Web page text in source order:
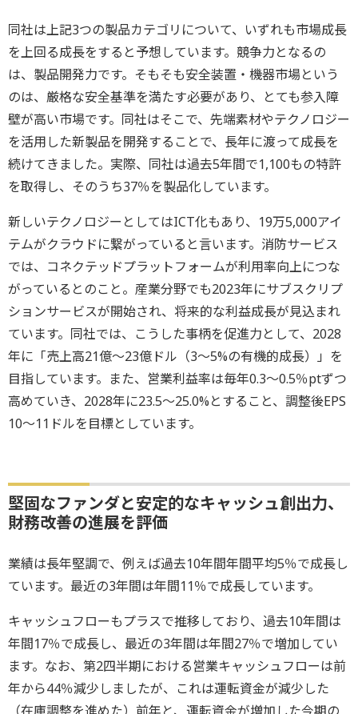
同社は上記3つの製品カテゴリについて、いずれも市場成長
を上回る成長をすると予想しています。競争力となるの
は、製品開発力です。そもそも安全装置・機器市場という
のは、厳格な安全基準を満たす必要があり、とても参入障
壁が高い市場です。同社はそこで、先端素材やテクノロジー
を活用した新製品を開発することで、長年に渡って成長を
続けてきました。実際、同社は過去5年間で1,100もの特許
を取得し、そのうち37％を製品化しています。
新しいテクノロジーとしてはICT化もあり、19万5,000アイ
テムがクラウドに繋がっていると言います。消防サービス
では、コネクテッドプラットフォームが利用率向上につな
がっているとのこと。産業分野でも2023年にサブスクリプ
ションサービスが開始され、将来的な利益成長が見込まれ
ています。同社では、こうした事柄を促進力として、2028
年に「売上高21億～23億ドル（3～5%の有機的成長）」を
目指しています。また、営業利益率は毎年0.3～0.5％ptずつ
高めていき、2028年に23.5～25.0%とすること、調整後EPS
10～11ドルを目標としています。
堅固なファンダと安定的なキャッシュ創出力、
財務改善の進展を評価
業績は長年堅調で、例えば過去10年間年間平均5％で成長し
ています。最近の3年間は年間11％で成長しています。
キャッシュフローもプラスで推移しており、過去10年間は
年間17％で成長し、最近の3年間は年間27％で増加してい
ます。なお、第2四半期における営業キャッシュフローは前
年から44％減少しましたが、これは運転資金が減少した